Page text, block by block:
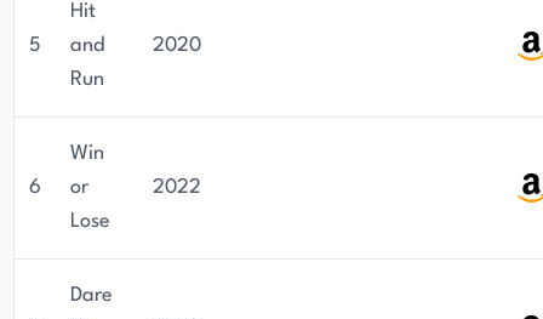
5
Hit
and
Run
2020
6
Win
or
Lose
2022
Dare